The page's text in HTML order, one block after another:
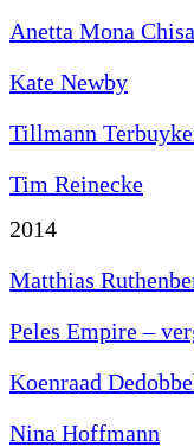
Anetta Mona
Kate Newby
Tillmann
Tim Reinecke
2014
Matthias
Peles Empire –
Koenraad
Nina Hoffmann